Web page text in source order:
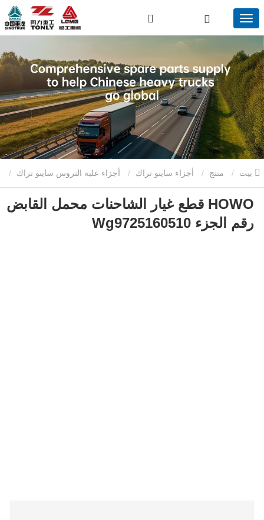
منتج أجزاء ساينو تراك أجزاء علبة التروس ساينو تراك
HOWO قطع غيار الشاحنات محمل القابض رقم الجزء Wg9725160510
HOWO قطع غيار الشاحنات محمل القابض
رقم الجزء Wg9725160510